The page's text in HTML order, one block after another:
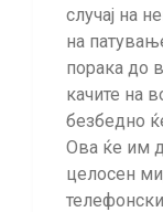
случај на
на
порака до
качите на
безбедно
Ова ќе им
целосен
телефонски